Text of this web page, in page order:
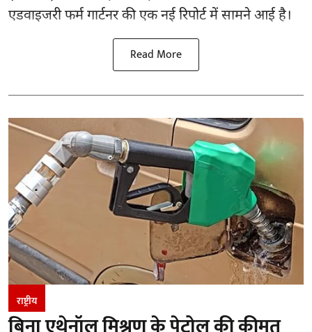
एडवाइजरी फर्म गार्टनर की एक नई रिपोर्ट में सामने आई है।
Read More
राष्ट्रीय